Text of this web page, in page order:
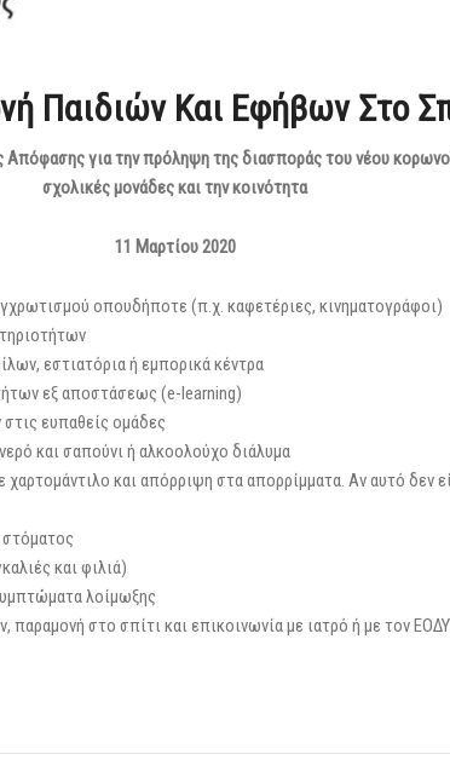
Παιδιών Και Εφήβων Στο
Απόφασης για την πρόληψη της διασποράς του νέου
σχολικές μονάδες και την κοινότητα
11 Μαρτίου 2020
οπουδήποτε (π.χ. καφετέριες, κινηματογράφοι)
εστιατόρια ή εμπορικά κέντρα
εξ αποστάσεως (e-learning)
ευπαθείς ομάδες
και σαπούνι ή αλκοολούχο διάλυμα
και απόρριψη στα απορρίμματα. Αν αυτό δεν
και φιλιά)
λοίμωξης
στο σπίτι και επικοινωνία με ιατρό ή με τον